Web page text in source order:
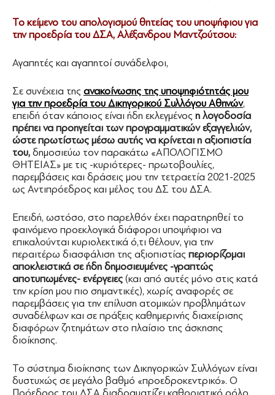
Το κείμενο του απολογισμού θητείας του υποψήφιου για
την προεδρία του ΔΣΑ, Αλέξανδρου Μαντζούτσου:
Αγαπητές και αγαπητοί συνάδελφοι,
Σε συνέχεια της ανακοίνωσης της υποψηφιότητάς μου
για την προεδρία του Δικηγορικού Συλλόγου Αθηνών,
επειδή όταν κάποιος είναι ήδη εκλεγμένος η λογοδοσία
πρέπει να προηγείται των προγραμματικών εξαγγελιών,
ώστε πρωτίστως μέσω αυτής να κρίνεται η αξιοπιστία
του, δημοσιεύω τον παρακάτω «ΑΠΟΛΟΓΙΣΜΟ
ΘΗΤΕΙΑΣ» με τις -κυριότερες- πρωτοβουλίες,
παρεμβάσεις και δράσεις μου την τετραετία 2021-2025
ως Αντιπρόεδρος και μέλος του ΔΣ του ΔΣΑ.
Επειδή, ωστόσο, στο παρελθόν έχει παρατηρηθεί το
φαινόμενο προεκλογικά διάφοροι υποψήφιοι να
επικαλούνται κυριολεκτικά ό,τι θέλουν, για την
περαιτέρω διασφάλιση της αξιοπιστίας περιορίζομαι
αποκλειστικά σε ήδη δημοσιευμένες -γραπτώς
αποτυπωμένες- ενέργειες (και από αυτές μόνο στις κατά
την κρίση μου πιο σημαντικές), χωρίς αναφορές σε
παρεμβάσεις για την επίλυση ατομικών προβλημάτων
συναδέλφων και σε πράξεις καθημερινής διαχείρισης
διαφόρων ζητημάτων στο πλαίσιο της άσκησης
διοίκησης.
Το σύστημα διοίκησης των Δικηγορικών Συλλόγων είναι
δυστυχώς σε μεγάλο βαθμό «προεδροκεντρικό». Ο